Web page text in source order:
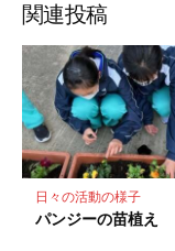
ア
ク
マ
ー
ク
に
保
関連投稿
日々の活動の様子
パンジーの苗植え